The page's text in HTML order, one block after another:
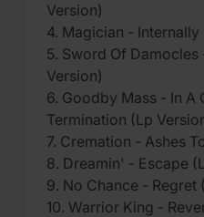
Version)
4. Magician - Internally
5. Sword Of
Version)
6. Goodby Mass - In A
Termination (Lp
7. Cremation - Ashes
8. Dreamin' - Escape
9. No Chance - Regret
10. Warrior King -